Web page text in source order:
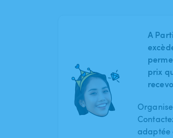
A
prix
adaptée